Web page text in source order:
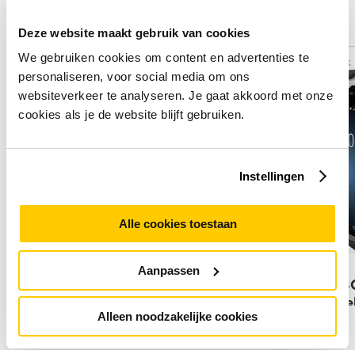
Deze website maakt gebruik van cookies
We gebruiken cookies om content en advertenties te
personaliseren, voor social media om ons
websiteverkeer te analyseren. Je gaat akkoord met onze
cookies als je de website blijft gebruiken.
Instellingen
Alle cookies toestaan
Aanpassen
Alleen noodzakelijke cookies
Alternatieven
Vergelijk
Zebra CRD-TC2Y-BS1CO-01
barcodelezer
Type product:Batterijladerset
Vergelijk
Zebra